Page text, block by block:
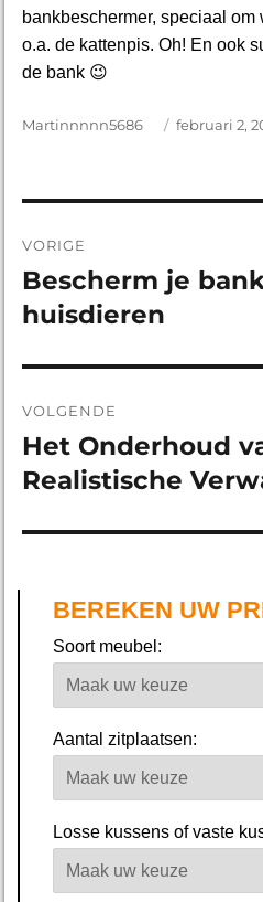
bankbeschermer, speciaal
o.a. de kattenpis. Oh! En ook
de bank 😉
Auteur
Martinnnnn5686
Geplaatst
februari 2,
VORIGE
Vorig
bericht:
Bescherm je
huisdieren
VOLGENDE
Volgend
bericht:
Het Onderhoud
Realistische
BEREKEN UW
Soort meubel:
Aantal zitplaatsen:
Losse kussens of vaste